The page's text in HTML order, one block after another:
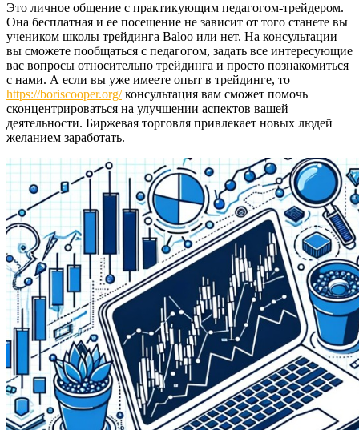
Это личное общение с практикующим педагогом-трейдером.
Она бесплатная и ее посещение не зависит от того станете вы
учеником школы трейдинга Baloo или нет. На консультации
вы сможете пообщаться с педагогом, задать все интересующие
вас вопросы относительно трейдинга и просто познакомиться
с нами. А если вы уже имеете опыт в трейдинге, то
https://boriscooper.org/консультация вам сможет помочь
сконцентрироваться на улучшении аспектов вашей
деятельности. Биржевая торговля привлекает новых людей
желанием заработать.